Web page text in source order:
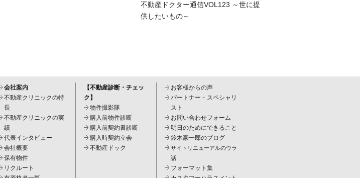
不動産ドクター通信VOL123 ～世に提
供したいもの～
会社案内
不動産クリニックの特
長
不動産クリニックの実
績
代表インタビュー
会社概要
保有物件
リクルート
【不動産診断・チェッ
ク】
物件撮影隊
購入前物件診断
購入前契約書診断
購入時契約立会
不動産ドック
お客様からの声
パートナー・スペシャリ
スト
お問い合わせフォーム
明日のためにできること
鈴木豪一郎のブログ
サイトリニューアルのウラ
話
フォーマット集